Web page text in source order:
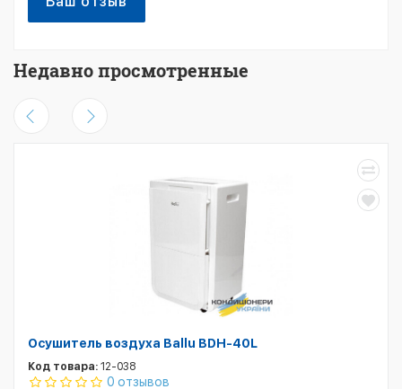
Недавно просмотренные
Осушитель воздуха Ballu BDH-40L
Код товара: 12-038
0 отзывов